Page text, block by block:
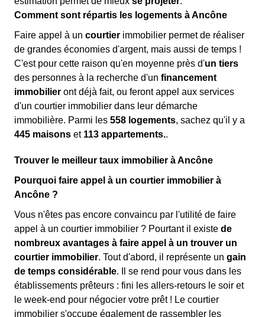
Comment sont répartis les logements à Ancône
Faire appel à un courtier immobilier permet de réaliser
de grandes économies d'argent, mais aussi de temps !
C'est pour cette raison qu'en moyenne près d'un tiers
des personnes à la recherche d'un financement
immobilier ont déjà fait, ou feront appel aux services
d'un courtier immobilier dans leur démarche
immobilière. Parmi les 558 logements, sachez qu'il y a
445 maisons et 113 appartements..
Trouver le meilleur taux immobilier à Ancône
Pourquoi faire appel à un courtier immobilier à
Ancône ?
Vous n'êtes pas encore convaincu par l'utilité de faire
appel à un courtier immobilier ? Pourtant il existe de
nombreux avantages à faire appel à un trouver un
courtier immobilier. Tout d'abord, il représente un gain
de temps considérable. Il se rend pour vous dans les
établissements prêteurs : fini les allers-retours le soir et
le week-end pour négocier votre prêt ! Le courtier
immobilier s'occupe également de rassembler les